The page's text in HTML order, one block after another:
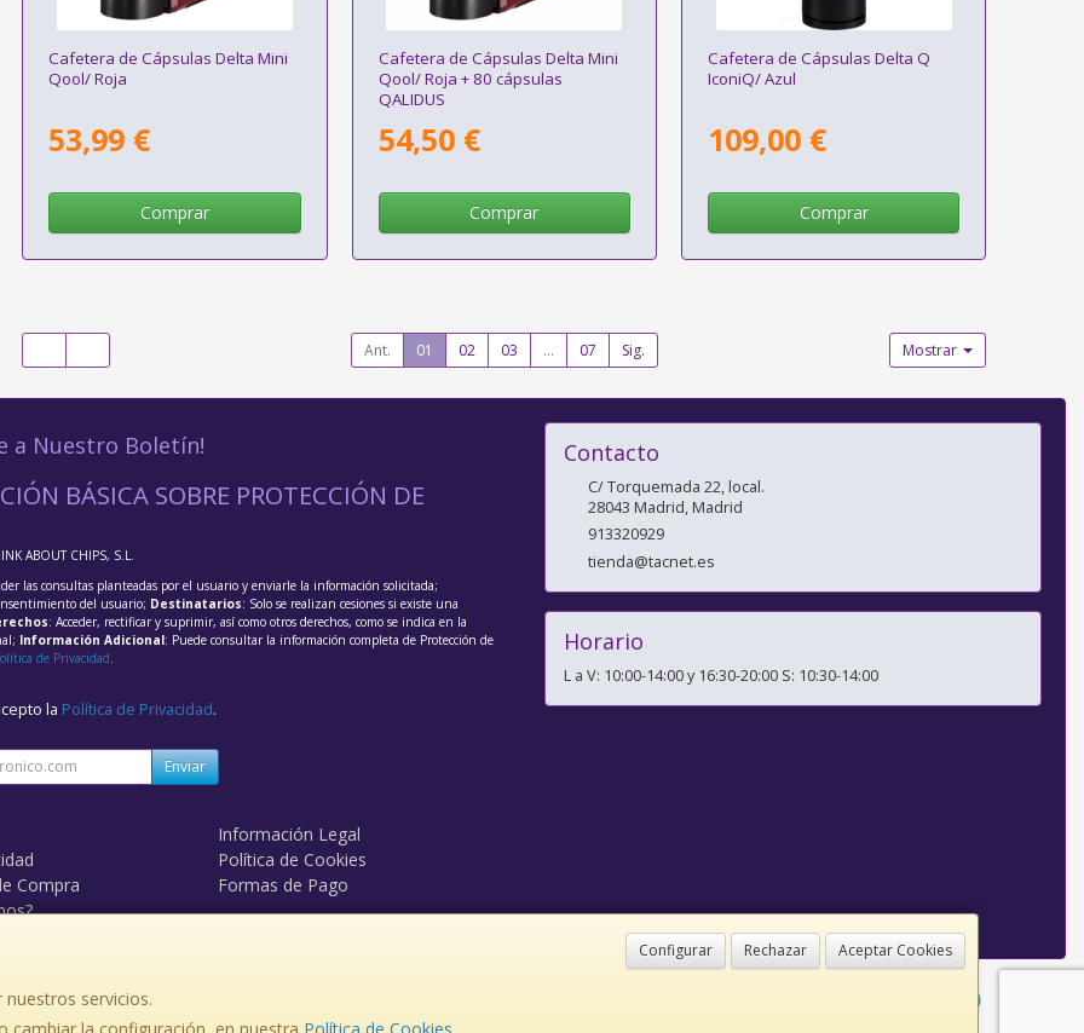
Cafetera de Cápsulas Delta Mini
Qool/ Roja
53,99 €
Comprar
Cafetera de Cápsulas Delta Mini
Qool/ Roja + 80 cápsulas
QALIDUS
54,50 €
Comprar
Cafetera de Cápsulas Delta Q
IconiQ/ Azul
109,00 €
Comprar
Ant. 01 02 03 ... 07 Sig. Mostrar
Configurar Rechazar Aceptar Cookies
servicios.
a Nuestro Boletín!
BÁSICA SOBRE PROTECCIÓN DE
ABOUT CHIPS, S.L.
las consultas planteadas por el usuario y enviarle la información solicitada;
del usuario; Destinatarios: Solo se realizan cesiones si existe una
: Acceder, rectificar y suprimir, así como otros derechos, como se indica en la
Información Adicional: Puede consultar la información completa de Protección de
de Privacidad
la Política de Privacidad.
Enviar
Información Legal
Política de Cookies
Compra
Formas de Pago
Contacto
C/ Torquemada 22, local.
28043 Madrid,Madrid
913320929
tienda@tacnet.es
Horario
L a V: 10:00-14:00 y 16:30-20:00 S: 10:30-14:00
, , , , España. - C.I.F.: B84095611 - Tfno: